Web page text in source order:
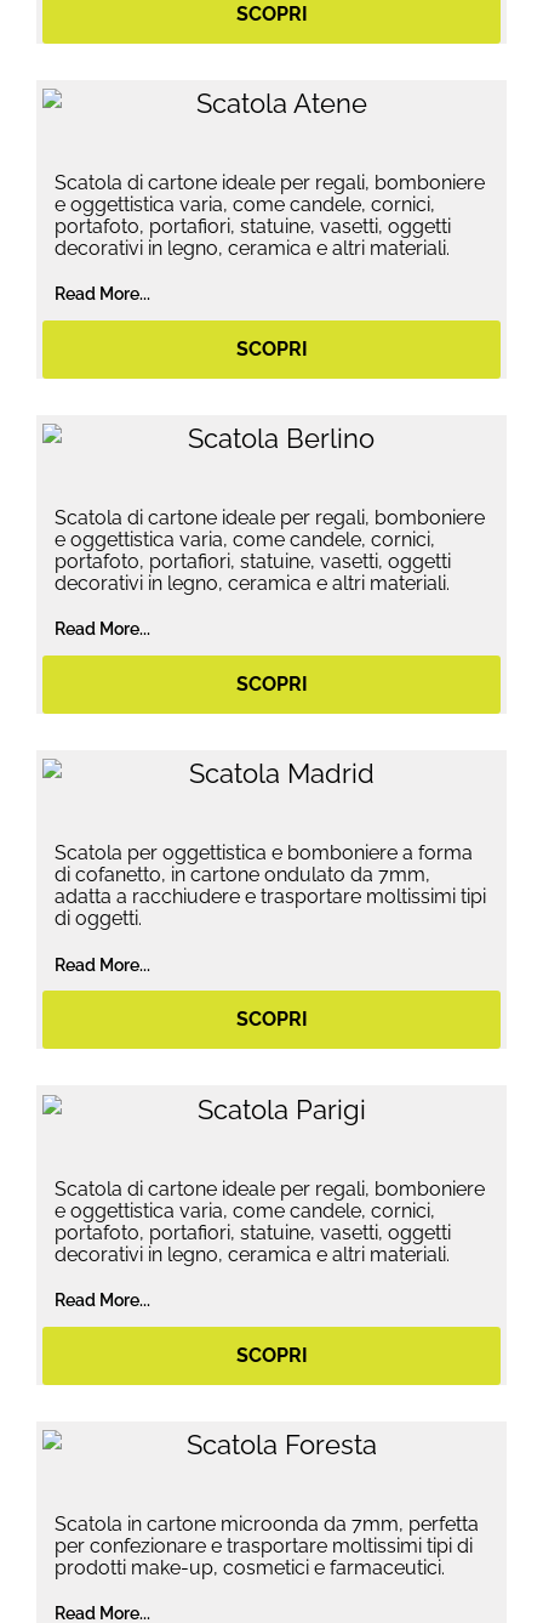
SCOPRI
Scatola di cartone ideale per regali, bomboniere
e oggettistica varia, come candele, cornici,
portafoto, portafiori, statuine, vasetti, oggetti
decorativi in legno, ceramica e altri materiali.
Read More...
SCOPRI
Scatola di cartone ideale per regali, bomboniere
e oggettistica varia, come candele, cornici,
portafoto, portafiori, statuine, vasetti, oggetti
decorativi in legno, ceramica e altri materiali.
Read More...
SCOPRI
Scatola per oggettistica e bomboniere a forma
di cofanetto, in cartone ondulato da 7mm,
adatta a racchiudere e trasportare moltissimi tipi
di oggetti.
Read More...
SCOPRI
Scatola di cartone ideale per regali, bomboniere
e oggettistica varia, come candele, cornici,
portafoto, portafiori, statuine, vasetti, oggetti
decorativi in legno, ceramica e altri materiali.
Read More...
SCOPRI
Scatola in cartone microonda da 7mm, perfetta
per confezionare e trasportare moltissimi tipi di
prodotti make-up, cosmetici e farmaceutici.
Read More...